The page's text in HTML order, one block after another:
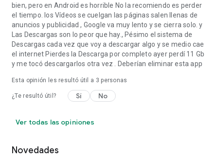
bien, pero en Android es horrible No la recomiendo es perder
el tiempo. los Vídeos se cuelgan las páginas salen llenas de
anuncios y publicidad , Google va muy lento y se cierra solo. y
Las Descargas son lo peor que hay., Pésimo el sistema de
Descargas cada vez que voy a descargar algo y se medio cae
el internet Pierdes la Descarga por completo ayer perdí 11 Gb
y me tocó descargarlos otra vez . Deberían eliminar esta app
Esta opinión les resultó útil a 3 personas
¿Te resultó útil? Sí No
Ver todas las opiniones
Novedades